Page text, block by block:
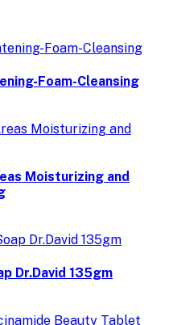
Foam-Cleansing
Moisturizing and
Dr.David 135gm